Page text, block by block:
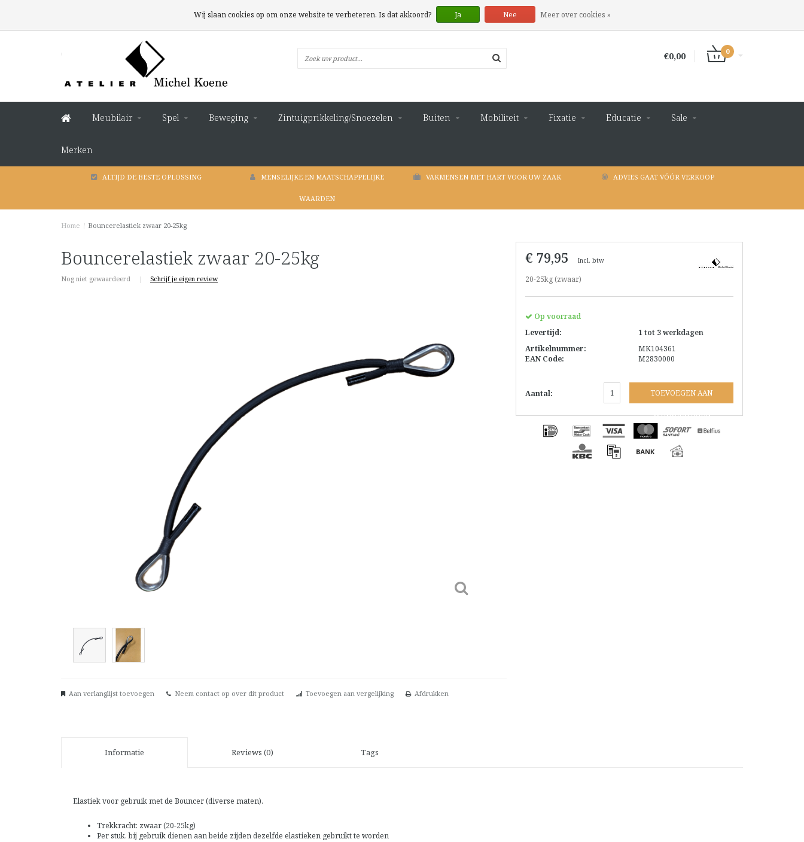
€0,00 0
Meubilair Spel Beweging Zintuigprikkeling/Snoezelen Buiten Mobiliteit Fixatie Educatie Sale
Merken
ALTIJD DE BESTE OPLOSSING MENSELIJKE EN MAATSCHAPPELIJKE
WAARDEN
VAKMENSEN MET HART VOOR UW ZAAK ADVIES GAAT VÓÓR VERKOOP
Home / Bouncerelastiek zwaar 20-25kg
Bouncerelastiek zwaar 20-25kg
Nog niet gewaardeerd | Schrijf je eigen review
Aan verlanglijst toevoegen Neem contact op over dit product Toevoegen aan vergelijking Afdrukken
€ 79,95 Incl. btw
20-25kg (zwaar)
Op voorraad
Levertijd:
1 tot 3 werkdagen
Artikelnummer:
MK104361
EAN Code:
M2830000
Aantal: TOEVOEGEN AAN
WINKELWAGEN
Informatie Reviews (0) Tags
Elastiek voor gebruik met de Bouncer (diverse maten).
Trekkracht: zwaar (20-25kg)
Per stuk. bij gebruik dienen aan beide zijden dezelfde elastieken gebruikt te worden
Wij slaan cookies op om onze website te verbeteren. Is dat akkoord? Ja Nee Meer over cookies »